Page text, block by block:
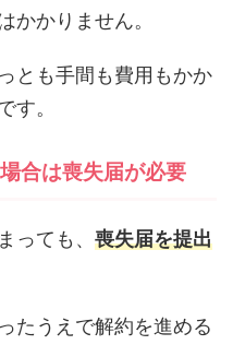
かかりません。
とも手間も費用もかか
す。
合は喪失届が必要
っても、 喪失届を提出
たうえで解約を進める